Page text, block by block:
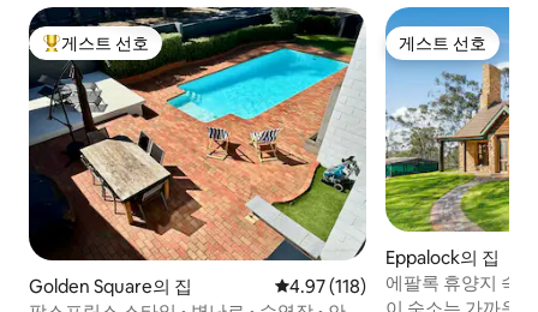
상위 게스트 선호
게스트 선호
Golden Square의 집 평점 4.97점(5점 만점), 후기 118
4.97 (118)
게스트 선호
게스트 선호
Eppalock의 집
에팔록 휴양지 숙소